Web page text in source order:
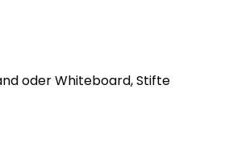
oder Whiteboard, Stifte